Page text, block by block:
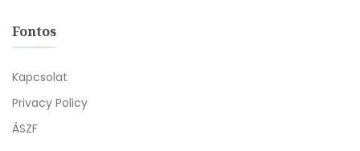
Fontos
Kapcsolat
Privacy Policy
ÁSZF